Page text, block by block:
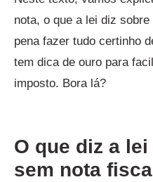
nota, o que a lei diz
pena fazer tudo certinho
tem dica de ouro para
imposto. Bora lá?
O que diz a
sem nota